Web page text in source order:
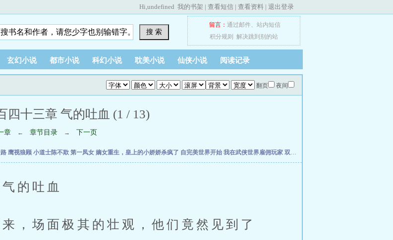
Hi,undefined 我的书架 | 查看短信 | 查看资料 | 退出登录
搜 索
留言： 通过邮件、 站内短信
积分规则
解决跳到别的站
玄幻小说 都市小说 科幻小说 耽美小说 仙侠小说 阅读记录
翻页 夜间
四十三章 气的吐血 (1 / 13)
章 ← 章节目录 → 下一页
鹰视狼顾 小道士陈不欺 第一凤女 嫡女重生，皇上的小娇娇杀疯了 自完美世界开始 我在武侠世界雇佣玩家 双穿，从当个倒爷开始
的吐血
场面极其的壮观，他们竟然见到了